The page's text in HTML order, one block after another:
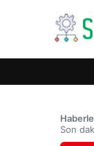
Son